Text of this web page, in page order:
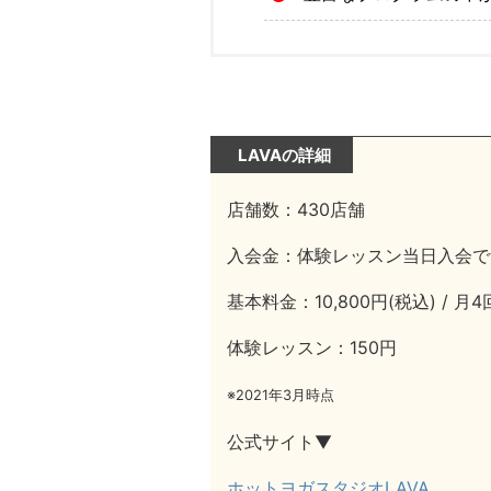
LAVAの詳細
店舗数：430店舗
入会金：体験レッスン当日入会
基本料金：10,800円(税込) / 月4
体験レッスン：150円
※2021年3月時点
公式サイト▼